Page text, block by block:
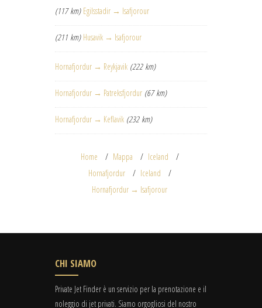
(117 km) Egilsstadir → Isafjorour
(211 km) Husavik → Isafjorour
Hornafjordur → Reykjavik (222 km)
Hornafjordur → Patreksfjordur (67 km)
Hornafjordur → Keflavik (232 km)
Home Mappa
Iceland
Hornafjordur
Iceland
Hornafjordur → Isafjorour
CHI SIAMO
Private Jet Finder è un servizio per la prenotazione e il
noleggio di jet privati. Siamo orgogliosi del nostro